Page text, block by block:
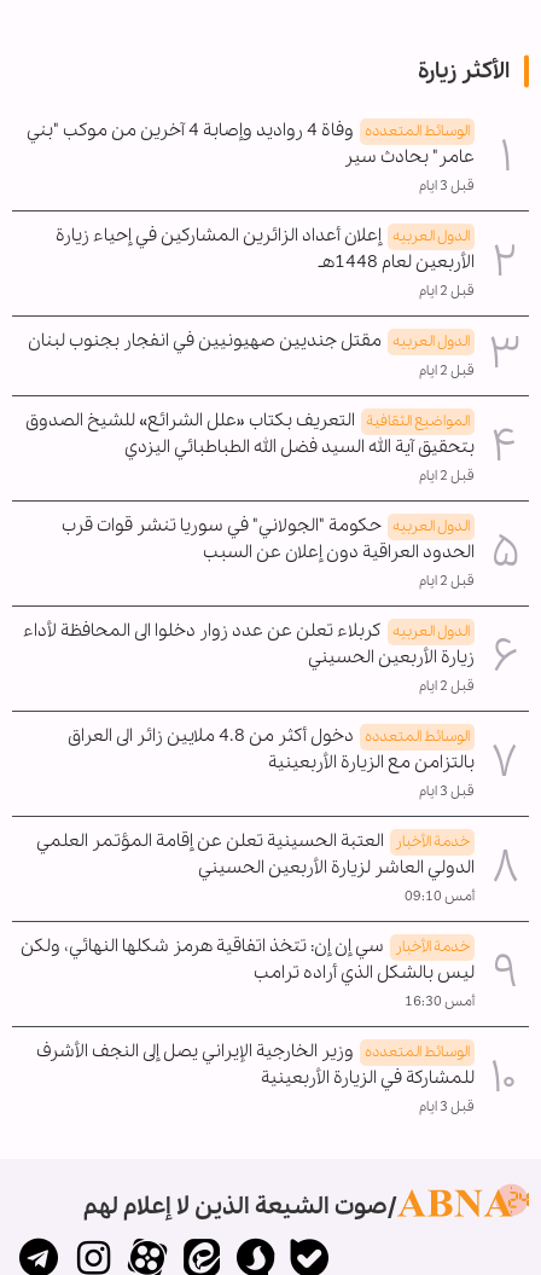
الأكثر زيارة
الوسائط المتعدده
وفاة 4 رواديد وإصابة 4 آخرين من موكب "بني
عامر" بحادث سير
قبل 3 ايام
الدول العربیه إعلان أعداد الزائرين المشاركين في إحياء زيارة
الأربعين لعام 1448هـ
قبل 2 ايام
الدول العربیه مقتل جنديين صهيونيين في انفجار بجنوب لبنان
قبل 2 ايام
المواضیع الثقافية التعريف بكتاب «علل الشرائع» للشيخ الصدوق
بتحقيق آية الله السيد فضل الله الطباطبائي اليزدي
قبل 2 ايام
الدول العربیه حكومة "الجولاني" في سوريا تنشر قوات قرب
الحدود العراقية دون إعلان عن السبب
قبل 2 ايام
الدول العربیه كربلاء تعلن عن عدد زوار دخلوا الى المحافظة لأداء
زيارة الأربعين الحسيني
قبل 2 ايام
الوسائط المتعدده
دخول أكثر من 4.8 ملايين زائر الى العراق
بالتزامن مع الزيارة الأربعينية
قبل 3 ايام
خدمة الأخبار
العتبة الحسينية تعلن عن إقامة المؤتمر العلمي
الدولي العاشر لزيارة الأربعين الحسيني
أمس 09:10
خدمة الأخبار
سي إن إن: تتخذ اتفاقية هرمز شكلها النهائي، ولكن
ليس بالشكل الذي أراده ترامب
أمس 16:30
الوسائط المتعدده وزير الخارجية الإيراني يصل إلى النجف الأشرف
للمشاركة في الزيارة الأربعينية
قبل 3 ايام
صوت الشيعة الذين لا إعلام لهم